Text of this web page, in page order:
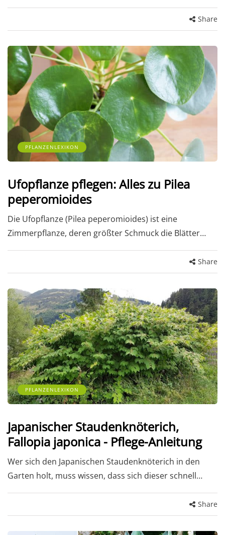
Share
PFLANZENLEXIKON
Ufopflanze pflegen: Alles zu Pilea
peperomioides
Die Ufopflanze (Pilea peperomioides) ist eine
Zimmerpflanze, deren größter Schmuck die Blätter…
Share
PFLANZENLEXIKON
Japanischer Staudenknöterich,
Fallopia japonica - Pflege-Anleitung
Wer sich den Japanischen Staudenknöterich in den
Garten holt, muss wissen, dass sich dieser schnell…
Share